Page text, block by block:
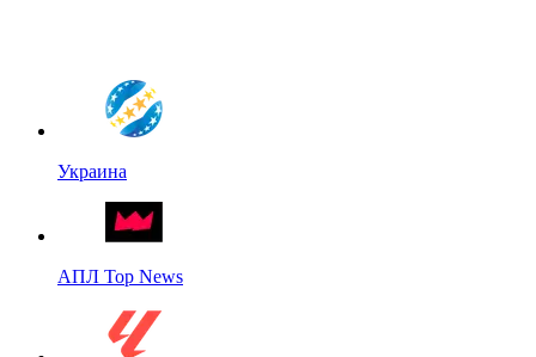
Украина
АПЛ Top News